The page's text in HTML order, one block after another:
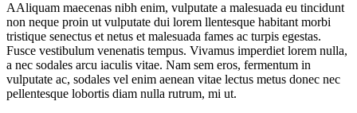
AAliquam maecenas nibh enim, vulputate a malesuada eu tincidunt
non neque proin ut vulputate dui lorem llentesque habitant morbi
tristique senectus et netus et malesuada fames ac turpis egestas.
Fusce vestibulum venenatis tempus. Vivamus imperdiet lorem nulla,
a nec sodales arcu iaculis vitae. Nam sem eros, fermentum in
vulputate ac, sodales vel enim aenean vitae lectus metus donec nec
pellentesque lobortis diam nulla rutrum, mi ut.